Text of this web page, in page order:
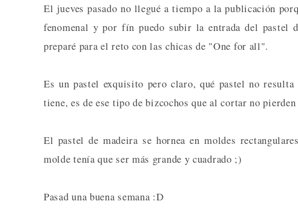
El jueves pasado no llegué a tiempo a la publicación
fenomenal y por fín puedo subir la entrada del pastel
preparé para el reto con las chicas de "One for all".
Es un pastel exquisito pero claro, qué pastel no
tiene, es de ese tipo de bizcochos que al cortar no
El pastel de madeira se hornea en moldes
molde tenía que ser más grande y cuadrado ;)
Pasad una buena semana :D